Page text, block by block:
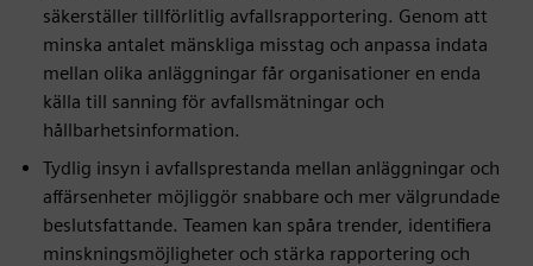
säkerställer tillförlitlig avfallsrapportering. Genom att
minska antalet mänskliga misstag och anpassa indata
mellan olika anläggningar får organisationer en enda
källa till sanning för avfallsmätningar och
hållbarhetsinformation.
Tydlig insyn i avfallsprestanda mellan anläggningar och
affärsenheter möjliggör snabbare och mer välgrundade
beslutsfattande. Teamen kan spåra trender, identifiera
minskningsmöjligheter och stärka rapportering och